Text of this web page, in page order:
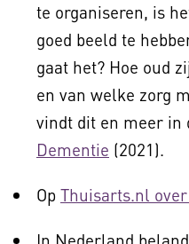
te organiseren, is
goed beeld te
gaat het? Hoe oud
en van welke zorg
vindt dit en meer in
Dementie (2021).
Op Thuisarts.nl